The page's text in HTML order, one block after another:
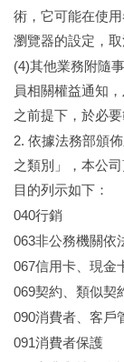
術，它可能在使
瀏覽器的設定，取
(4)其他業務附隨
員相關權益通知
之前提下，於必
2. 依據法務部頒
之類別」，本公
目的列示如下：
040行銷
063非公務機關依
067信用卡、現金
069契約、類似契
090消費者、客戶
091消費者保護